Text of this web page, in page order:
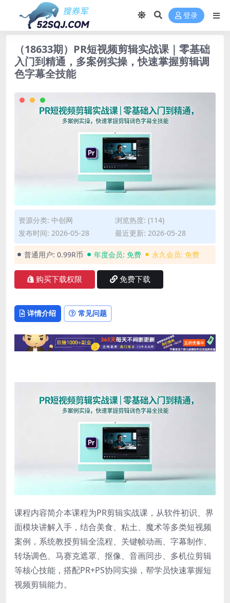
登录
（18633期）PR短视频剪辑实战课｜零基础
入门到精通，多案例实操，快速掌握剪辑调
色字幕全技能
资源分类: 中创网
浏览热度: (114)
发布时间: 2026-05-28
最近更新: 2026-05-28
普通用户: 0.99R币 年度会员: 免费 永久会员: 免费
购买下载权限 免费下载
详情介绍 常见问题
课程内容简介本课程为PR剪辑实战课，从软件初识、界
面模块讲解入手，结合美食、粘土、魔术等多类短视频
案例，系统教授剪辑全流程、关键帧动画、字幕制作、
转场调色、马赛克遮罩、抠像、音画同步、多机位剪辑
等核心技能，搭配PR+PS协同实操，帮学员快速掌握短
视频剪辑能力。